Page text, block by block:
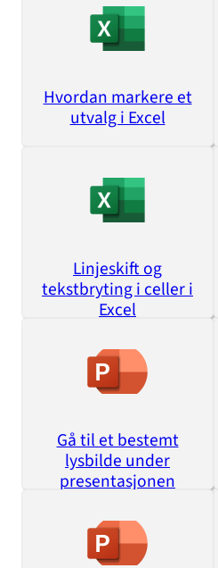
Hvordan markere et
utvalg i Excel
Linjeskift og
tekstbryting i celler i
Excel
Gå til et bestemt
lysbilde under
presentasjonen